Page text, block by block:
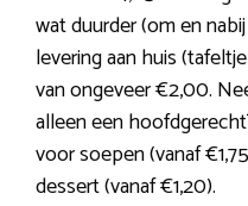
wat duurder (om en
levering aan huis
van ongeveer €2,00.
alleen een
voor soepen (vanaf
dessert (vanaf €1,20).